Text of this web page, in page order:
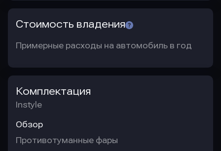
Стоимость владения
Примерные расходы на автомобиль в год
Комплектация
Instyle
Обзор
Противотуманные фары